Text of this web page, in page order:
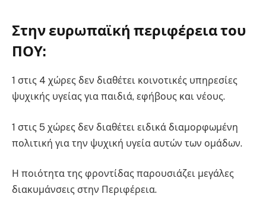
Στην ευρωπαϊκή περιφέρεια του
ΠΟΥ:
1 στις 4 χώρες δεν διαθέτει κοινοτικές υπηρεσίες
ψυχικής υγείας για παιδιά, εφήβους και νέους.
1 στις 5 χώρες δεν διαθέτει ειδικά διαμορφωμένη
πολιτική για την ψυχική υγεία αυτών των ομάδων.
Η ποιότητα της φροντίδας παρουσιάζει μεγάλες
διακυμάνσεις στην Περιφέρεια.